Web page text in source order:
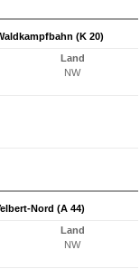
(K 20)
Land
NW
Nord (A 44)
Land
NW